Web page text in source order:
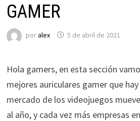
GAMER
poralex 5 de abril de 2021
Hola gamers, en esta sección
mejores auriculares gamer que
mercado de los videojuegos
al año, y cada vez más empresas